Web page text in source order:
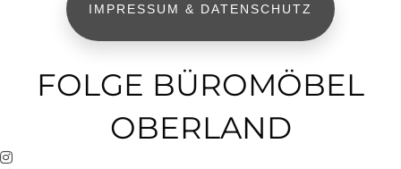
IMPRESSUM & DATENSCHUTZ
FOLGE BÜROMÖBEL
OBERLAND